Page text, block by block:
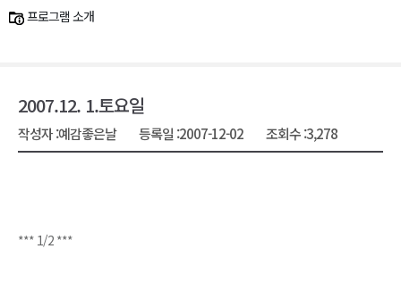
프로그램 소개
2007.12. 1.토요일
작성자 :예감좋은날 등록일 :2007-12-02 조회수 :3,278
*** 1/2 ***